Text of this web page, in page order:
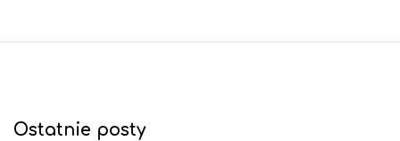
Ostatnie posty